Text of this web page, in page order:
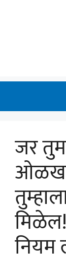
​जर
नियम